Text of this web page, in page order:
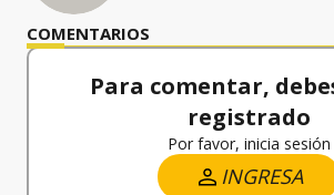
COMENTARIOS
Para comentar,
registrado
Por favor, inicia sesión
INGRESA